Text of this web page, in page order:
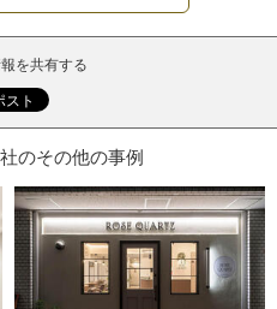
を共有する
のその他の事例